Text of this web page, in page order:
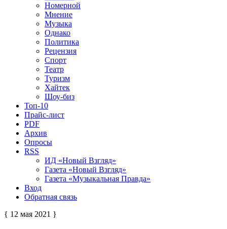
Номерной
Мнение
Музыка
Однако
Политика
Рецензия
Спорт
Театр
Туризм
Хайтек
Шоу-биз
Топ-10
Прайс-лист
PDF
Архив
Опросы
RSS
ИД «Новый Взгляд»
Газета «Новый Взгляд»
Газета «Музыкальная Правда»
Вход
Обратная связь
{ 12 мая 2021 }